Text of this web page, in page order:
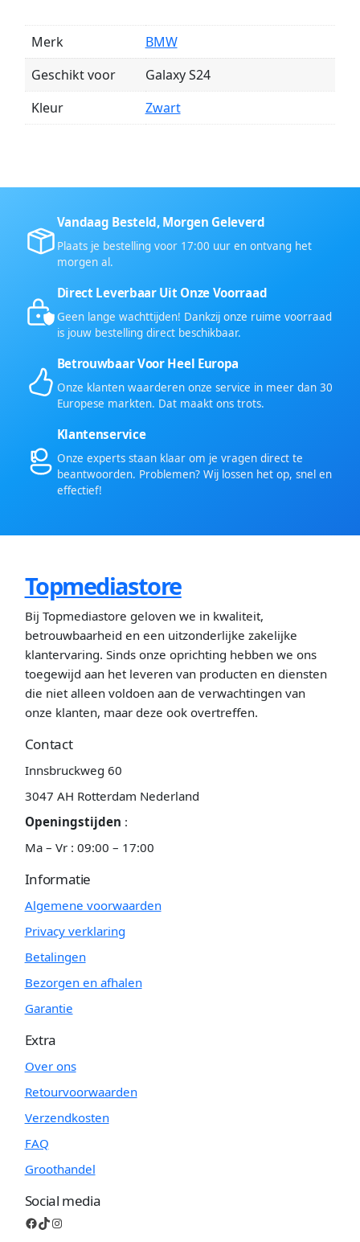
Merk
BMW
Geschikt voor
Galaxy S24
Kleur
Zwart
Vandaag Besteld, Morgen Geleverd
Plaats je bestelling voor 17:00 uur en ontvang het
morgen al.
Direct Leverbaar Uit Onze Voorraad
Geen lange wachttijden! Dankzij onze ruime voorraad
is jouw bestelling direct beschikbaar.
Betrouwbaar Voor Heel Europa
Onze klanten waarderen onze service in meer dan 30
Europese markten. Dat maakt ons trots.
Klantenservice
Onze experts staan klaar om je vragen direct te
beantwoorden. Problemen? Wij lossen het op, snel en
effectief!
Topmediastore
Bij Topmediastore geloven we in kwaliteit,
betrouwbaarheid en een uitzonderlijke zakelijke
klantervaring. Sinds onze oprichting hebben we ons
toegewijd aan het leveren van producten en diensten
die niet alleen voldoen aan de verwachtingen van
onze klanten, maar deze ook overtreffen.
Contact
Innsbruckweg 60
3047 AH Rotterdam Nederland
Openingstijden :
Ma – Vr : 09:00 – 17:00
Informatie
Algemene voorwaarden
Privacy verklaring
Betalingen
Bezorgen en afhalen
Garantie
Extra
Over ons
Retourvoorwaarden
Verzendkosten
FAQ
Groothandel
Social media
Facebook TikTok Instagram